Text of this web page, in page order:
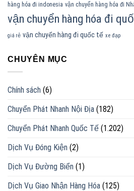
hàng hóa đi indonesia vận chuyển hàng hóa đi
vận chuyển hàng hóa đi
giá rẻ vận chuyển hàng đi quốc tế xe đạp
CHUYÊN MỤC
Chính sách (6)
Chuyển Phát Nhanh Nội Địa (182)
Chuyển Phát Nhanh Quốc Tế (1.202)
Dịch Vụ Đóng Kiện (2)
Dịch Vụ Đường Biển (1)
Dịch Vụ Giao Nhận Hàng Hóa (125)